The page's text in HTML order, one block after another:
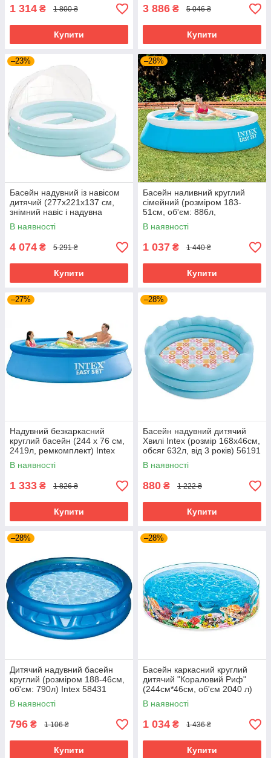
1 314 ₴ 1 800 ₴
Купити
3 886 ₴ 5 046 ₴
Купити
–23%
Басейн надувний із навісом
дитячий (277х221х137 см,
знімний навіс і надувна
ванночка для ніг, 830 л)
57195
В наявності
4 074 ₴ 5 291 ₴
Купити
–28%
Басейн наливний круглий
сімейний (розміром 183-
51см, об'єм: 886л,
ремкомплект) Intex 28101
В наявності
1 037 ₴ 1 440 ₴
Купити
–27%
Надувний безкаркасний
круглий басейн (244 х 76 см,
2419л, ремкомплект) Intex
28110 Синій
В наявності
1 333 ₴ 1 826 ₴
Купити
–28%
Басейн надувний дитячий
Хвилі Intex (розмір 168x46см,
обсяг 632л, від 3 років) 56191
В наявності
880 ₴ 1 222 ₴
Купити
–28%
Дитячий надувний басейн
круглий (розміром 188-46см,
об'єм: 790л) Intex 58431
В наявності
796 ₴ 1 106 ₴
Купити
–28%
Басейн каркасний круглий
дитячий "Кораловий Риф"
(244см*46см, об'єм 2040 л)
Intex 58472
В наявності
1 034 ₴ 1 436 ₴
Купити